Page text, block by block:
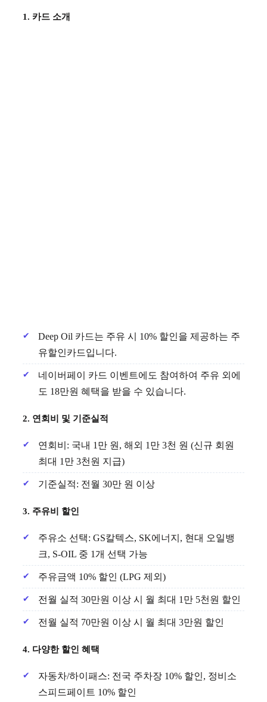
1. 카드 소개
Deep Oil 카드는 주유 시 10% 할인을 제공하는 주
유할인카드입니다.
네이버페이 카드 이벤트에도 참여하여 주유 외에
도 18만원 혜택을 받을 수 있습니다.
2. 연회비 및 기준실적
연회비: 국내 1만 원, 해외 1만 3천 원 (신규 회원
최대 1만 3천원 지급)
기준실적: 전월 30만 원 이상
3. 주유비 할인
주유소 선택: GS칼텍스, SK에너지, 현대 오일뱅
크, S-OIL 중 1개 선택 가능
주유금액 10% 할인 (LPG 제외)
전월 실적 30만원 이상 시 월 최대 1만 5천원 할인
전월 실적 70만원 이상 시 월 최대 3만원 할인
4. 다양한 할인 혜택
자동차/하이패스: 전국 주차장 10% 할인, 정비소
스피드페이트 10% 할인